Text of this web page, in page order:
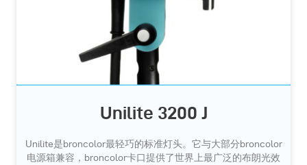
Unilite 3200 J
Unilite是broncolor最轻巧的标准灯头。它与大部分broncolor
电源箱兼容，broncolor卡口提供了世界上最广泛的布朗光效